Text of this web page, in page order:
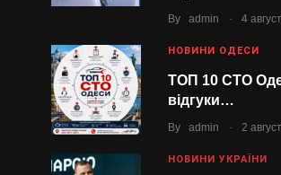
By admin . 4
НОВИНИ ОДЕСИ
ТОП 10 СТО
відгуки…
By admin . 2
НОВИНИ УКРАЇНИ